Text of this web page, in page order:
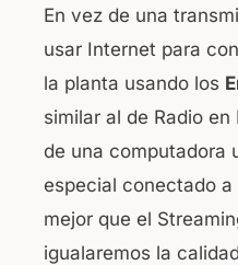
En vez de una
usar Internet para
la planta usando los
similar al de Radio
de una computadora
especial conectado
mejor que el
igualaremos la